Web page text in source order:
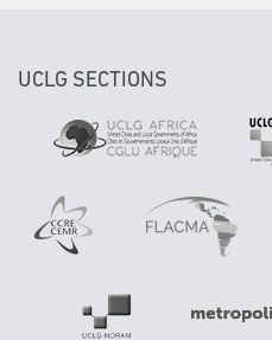
UCLG SECTIONS